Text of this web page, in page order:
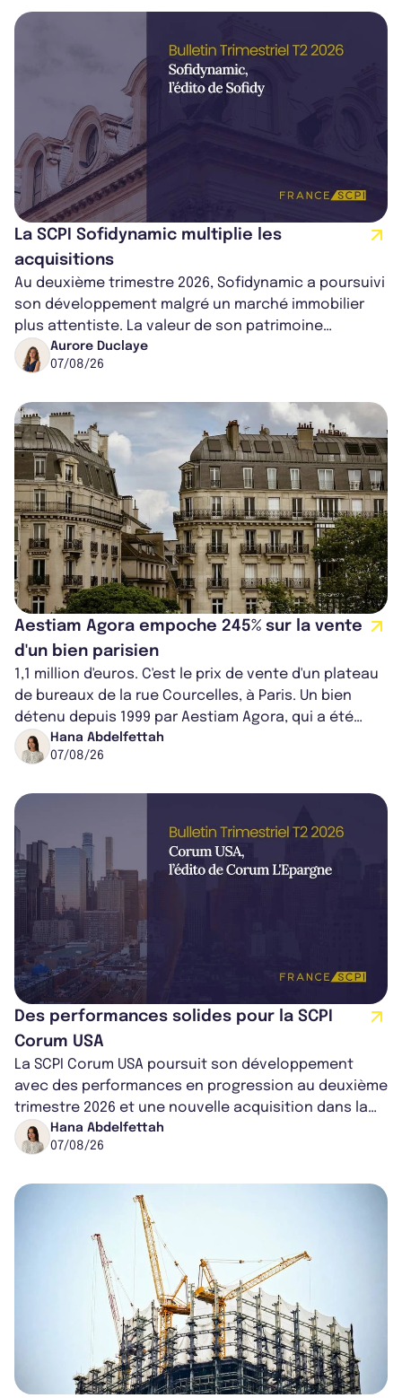
La SCPI Sofidynamic multiplie les
acquisitions
Au deuxième trimestre 2026, Sofidynamic a poursuivi
son développement malgré un marché immobilier
plus attentiste. La valeur de son patrimoine
progresse de 3,8% à périmètre constan...
Aurore Duclaye
07/08/26
Aestiam Agora empoche 245% sur la vente
d'un bien parisien
1,1 million d'euros. C'est le prix de vente d'un plateau
de bureaux de la rue Courcelles, à Paris. Un bien
détenu depuis 1999 par Aestiam Agora, qui a été
cédé avec une plus-value...
Hana Abdelfettah
07/08/26
Des performances solides pour la SCPI
Corum USA
La SCPI Corum USA poursuit son développement
avec des performances en progression au deuxième
trimestre 2026 et une nouvelle acquisition dans la
région de Chicago. Entre hausse de...
Hana Abdelfettah
07/08/26